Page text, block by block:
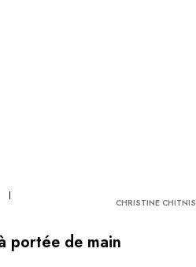
CHRISTINE CHITNIS
portée de main